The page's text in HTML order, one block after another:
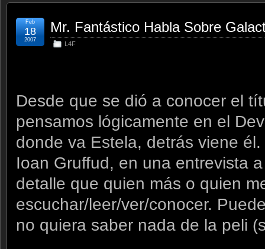
Mr. Fantástico Habla Sobre
L4F
Feb
18
2007
Desde que se dió a conocer el
pensamos lógicamente en el
donde va Estela, detrás viene él.
Ioan Gruffud, en una entrevista
detalle que quien más o quien
escuchar/leer/ver/conocer.
no quiera saber nada de la peli